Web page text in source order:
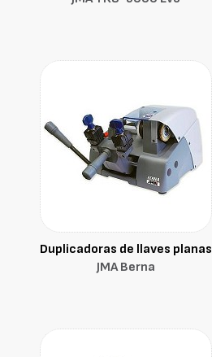
Duplicadoras de llaves planas
JMA Berna